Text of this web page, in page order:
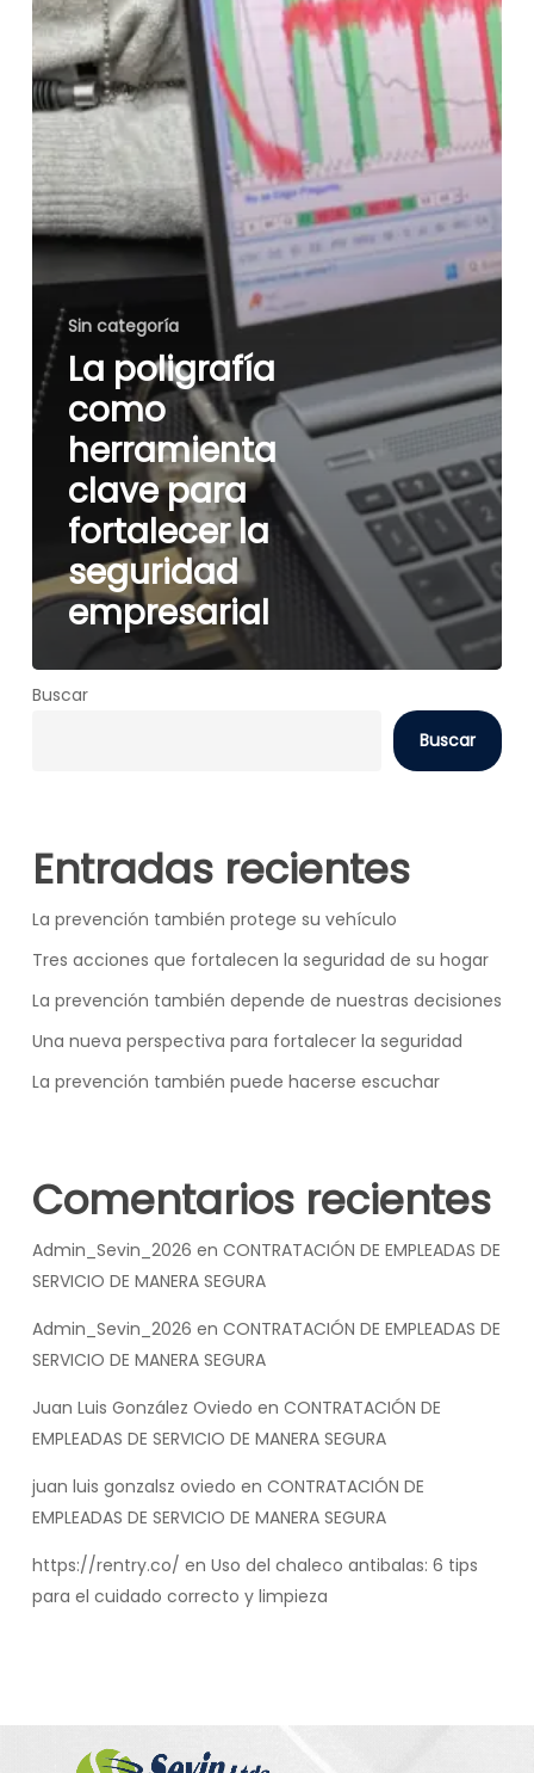
seguridad
empresarial
Sin categoría
La poligrafía
como
herramienta
clave para
fortalecer la
seguridad
empresarial
Buscar
Buscar
Entradas recientes
La prevención también protege su vehículo
Tres acciones que fortalecen la seguridad de su hogar
La prevención también depende de nuestras decisiones
Una nueva perspectiva para fortalecer la seguridad
La prevención también puede hacerse escuchar
Comentarios recientes
Admin_Sevin_2026 en CONTRATACIÓN DE EMPLEADAS DE
SERVICIO DE MANERA SEGURA
Admin_Sevin_2026 en CONTRATACIÓN DE EMPLEADAS DE
SERVICIO DE MANERA SEGURA
Juan Luis González Oviedo en CONTRATACIÓN DE
EMPLEADAS DE SERVICIO DE MANERA SEGURA
juan luis gonzalsz oviedo en CONTRATACIÓN DE
EMPLEADAS DE SERVICIO DE MANERA SEGURA
https://rentry.co/ en Uso del chaleco antibalas: 6 tips
para el cuidado correcto y limpieza